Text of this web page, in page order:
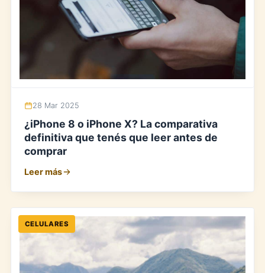
28 Mar 2025
¿iPhone 8 o iPhone X? La comparativa
definitiva que tenés que leer antes de
comprar
Leer más
CELULARES